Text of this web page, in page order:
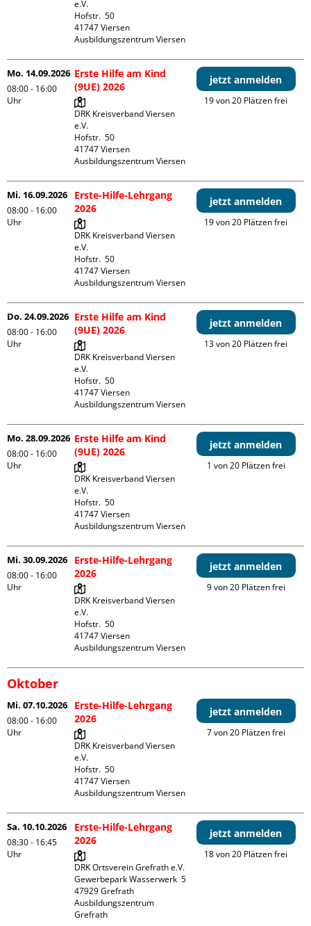
e.V.
Hofstr.  50
41747 Viersen
Ausbildungszentrum Viersen
Mo. 14.09.2026
08:00 - 16:00
Uhr
Erste Hilfe am Kind
(9UE) 2026
DRK Kreisverband Viersen
e.V.
Hofstr.  50
41747 Viersen
Ausbildungszentrum Viersen
jetzt anmelden
19 von 20 Plätzen frei
Mi. 16.09.2026
08:00 - 16:00
Uhr
Erste-Hilfe-Lehrgang
2026
DRK Kreisverband Viersen
e.V.
Hofstr.  50
41747 Viersen
Ausbildungszentrum Viersen
jetzt anmelden
19 von 20 Plätzen frei
Do. 24.09.2026
08:00 - 16:00
Uhr
Erste Hilfe am Kind
(9UE) 2026
DRK Kreisverband Viersen
e.V.
Hofstr.  50
41747 Viersen
Ausbildungszentrum Viersen
jetzt anmelden
13 von 20 Plätzen frei
Mo. 28.09.2026
08:00 - 16:00
Uhr
Erste Hilfe am Kind
(9UE) 2026
DRK Kreisverband Viersen
e.V.
Hofstr.  50
41747 Viersen
Ausbildungszentrum Viersen
jetzt anmelden
1 von 20 Plätzen frei
Mi. 30.09.2026
08:00 - 16:00
Uhr
Erste-Hilfe-Lehrgang
2026
DRK Kreisverband Viersen
e.V.
Hofstr.  50
41747 Viersen
Ausbildungszentrum Viersen
jetzt anmelden
9 von 20 Plätzen frei
Oktober
Mi. 07.10.2026
08:00 - 16:00
Uhr
Erste-Hilfe-Lehrgang
2026
DRK Kreisverband Viersen
e.V.
Hofstr.  50
41747 Viersen
Ausbildungszentrum Viersen
jetzt anmelden
7 von 20 Plätzen frei
Sa. 10.10.2026
08:30 - 16:45
Uhr
Erste-Hilfe-Lehrgang
2026
DRK Ortsverein Grefrath e.V.
Gewerbepark Wasserwerk  5
47929 Grefrath
Ausbildungszentrum
Grefrath
jetzt anmelden
18 von 20 Plätzen frei